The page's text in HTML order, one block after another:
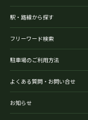
駅・路線から探す
フリーワード検索
駐車場のご利用方法
よくある質問・お問い合せ
お知らせ